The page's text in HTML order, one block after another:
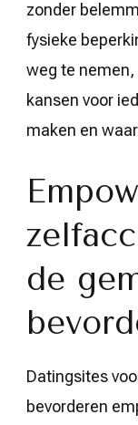
zonder
fysieke
weg te
kansen voor
maken en
de
Datingsites
bevorderen